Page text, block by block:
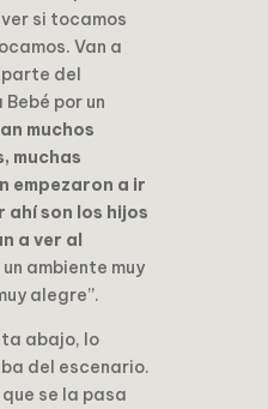
ver si tocamos
Van a
del
por un
muchos
muchas
empezaron a ir
ahí son los hijos
a ver al
ambiente muy
alegre”.
abajo, lo
del escenario.
se la pasa